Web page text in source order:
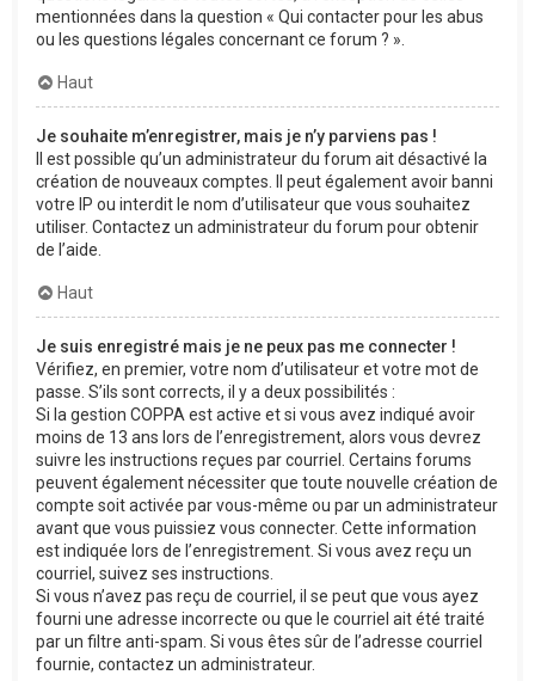
mentionnées dans la question « Qui contacter pour les abus
ou les questions légales concernant ce forum ? ».
Haut
Je souhaite m’enregistrer, mais je n’y parviens pas !
Il est possible qu’un administrateur du forum ait désactivé la
création de nouveaux comptes. Il peut également avoir banni
votre IP ou interdit le nom d’utilisateur que vous souhaitez
utiliser. Contactez un administrateur du forum pour obtenir
de l’aide.
Haut
Je suis enregistré mais je ne peux pas me connecter !
Vérifiez, en premier, votre nom d’utilisateur et votre mot de
passe. S’ils sont corrects, il y a deux possibilités :
Si la gestion COPPA est active et si vous avez indiqué avoir
moins de 13 ans lors de l’enregistrement, alors vous devrez
suivre les instructions reçues par courriel. Certains forums
peuvent également nécessiter que toute nouvelle création de
compte soit activée par vous-même ou par un administrateur
avant que vous puissiez vous connecter. Cette information
est indiquée lors de l’enregistrement. Si vous avez reçu un
courriel, suivez ses instructions.
Si vous n’avez pas reçu de courriel, il se peut que vous ayez
fourni une adresse incorrecte ou que le courriel ait été traité
par un filtre anti-spam. Si vous êtes sûr de l’adresse courriel
fournie, contactez un administrateur.